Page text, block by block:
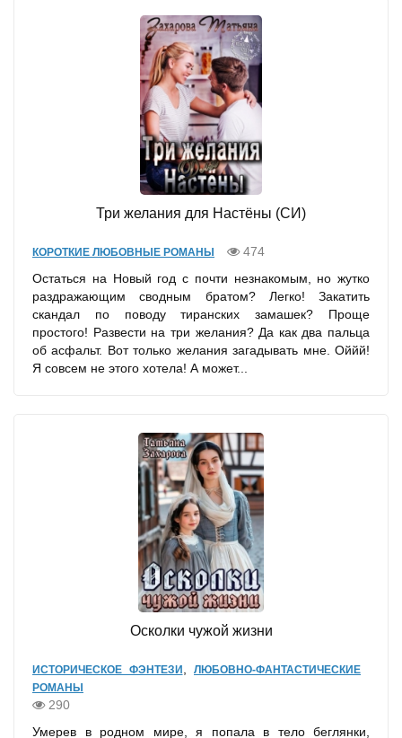
Три желания для Настёны (СИ)
КОРОТКИЕ ЛЮБОВНЫЕ РОМАНЫ
474
Остаться на Новый год с почти незнакомым, но жутко
раздражающим сводным братом? Легко! Закатить
скандал по поводу тиранских замашек? Проще
простого! Развести на три желания? Да как два пальца
об асфальт. Вот только желания загадывать мне. Оййй!
Я совсем не этого хотела! А может...
Осколки чужой жизни
ИСТОРИЧЕСКОЕ ФЭНТЕЗИ
ЛЮБОВНО-ФАНТАСТИЧЕСКИЕ
РОМАНЫ
290
Умерев в родном мире, я попала в тело беглянки,